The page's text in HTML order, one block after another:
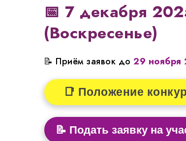
📝 Приём заявок до 29 ноября
📅 7 декабря
(Воскресенье)
📑 Положение
📝 Подать заявку на